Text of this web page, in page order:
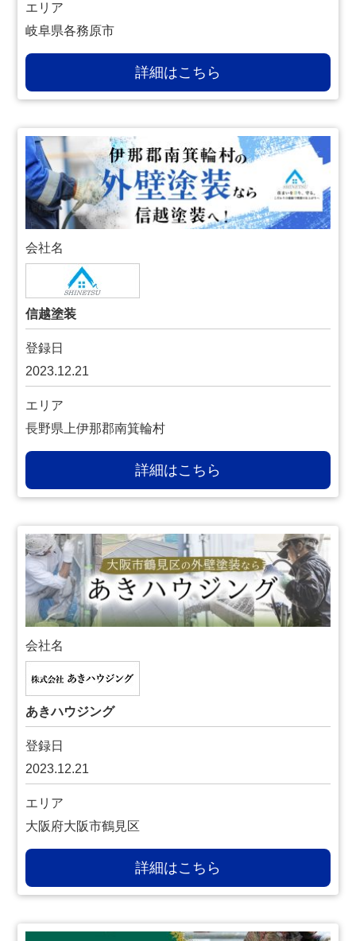
エリア
岐阜県各務原市
詳細はこちら
会社名
信越塗装
登録日
2023.12.21
エリア
長野県上伊那郡南箕輪村
詳細はこちら
会社名
あきハウジング
登録日
2023.12.21
エリア
大阪府大阪市鶴見区
詳細はこちら